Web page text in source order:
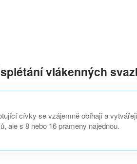
vlákenných
cívky se vzájemně obíhají a
ale s 8 nebo 16 prameny najednou.